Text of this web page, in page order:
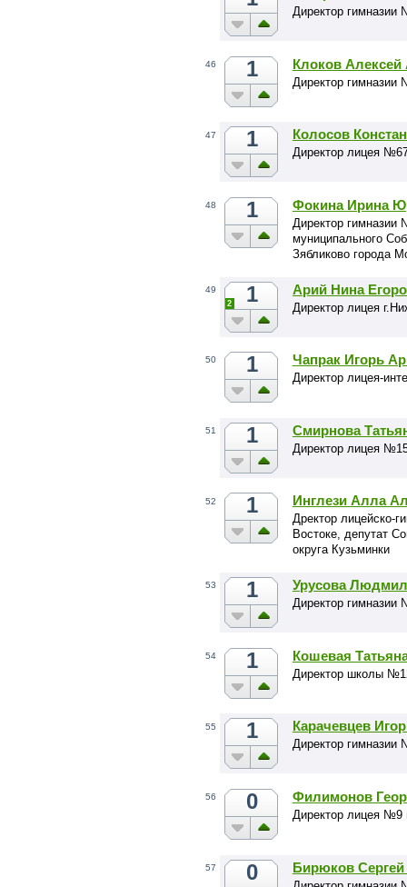
Директор гимназии
46 1 Клоков
Директор гимназии
47 1 Колосов
Директор лицея
48 1 Фокина Ирина
Директор гимназии
муниципального
Зябликово города
49 1
2
Арий Нина
Директор лицея
50 1 Чапрак Игорь
Директор лицея-
51 1 Смирнова
Директор лицея
52 1 Инглези Алла
Дректор лицейско-
Востоке, депутат
округа Кузьминки
53 1 Урусова
Директор
54 1 Кошевая
Директор школы
55 1 Карачевцев
Директор гимназии
56 0 Филимонов
Директор лицея №9
57 0 Бирюков